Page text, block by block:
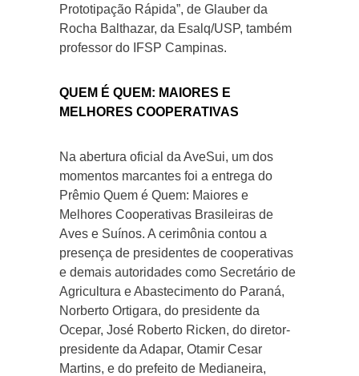
Prototipação Rápida”, de Glauber da
Rocha Balthazar, da Esalq/USP, também
professor do IFSP Campinas.
QUEM É QUEM: MAIORES E
MELHORES COOPERATIVAS
Na abertura oficial da AveSui, um dos
momentos marcantes foi a entrega do
Prêmio Quem é Quem: Maiores e
Melhores Cooperativas Brasileiras de
Aves e Suínos. A cerimônia contou a
presença de presidentes de cooperativas
e demais autoridades como Secretário de
Agricultura e Abastecimento do Paraná,
Norberto Ortigara, do presidente da
Ocepar, José Roberto Ricken, do diretor-
presidente da Adapar, Otamir Cesar
Martins, e do prefeito de Medianeira,